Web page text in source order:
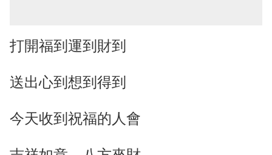
打開福到運到財到
送出心到想到得到
今天收到祝福的人會